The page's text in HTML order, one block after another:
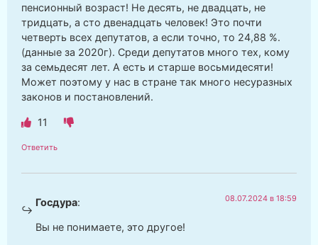
пенсионный возраст! Не десять, не двадцать, не
тридцать, а сто двенадцать человек! Это почти
четверть всех депутатов, а если точно, то 24,88 %.
(данные за 2020г). Среди депутатов много тех, кому
за семьдесят лет. А есть и старше восьмидесяти!
Может поэтому у нас в стране так много несуразных
законов и постановлений.
11
Ответить
Госдура: 08.07.2024 в 18:59
Вы не понимаете, это другое!